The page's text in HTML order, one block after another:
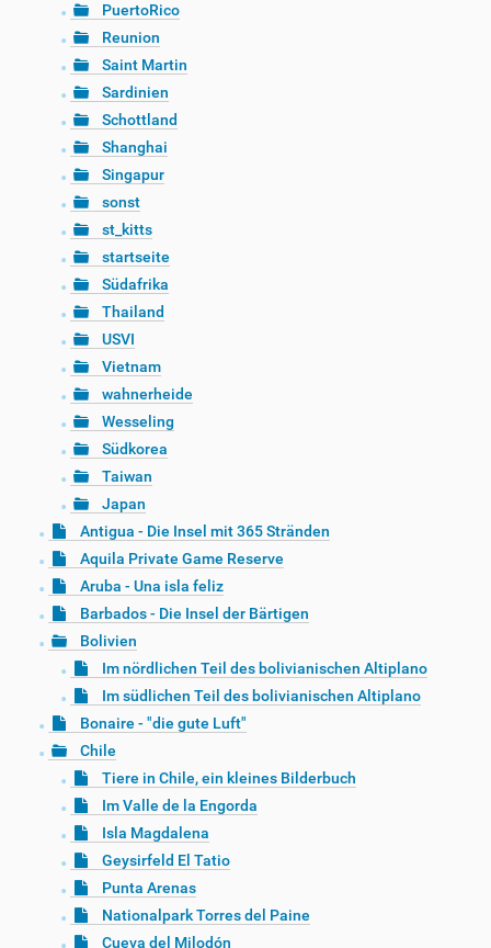
PuertoRico
Reunion
Saint Martin
Sardinien
Schottland
Shanghai
Singapur
sonst
st_kitts
startseite
Südafrika
Thailand
USVI
Vietnam
wahnerheide
Wesseling
Südkorea
Taiwan
Japan
Antigua - Die Insel mit 365 Stränden
Aquila Private Game Reserve
Aruba - Una isla feliz
Barbados - Die Insel der Bärtigen
Bolivien
Im nördlichen Teil des bolivianischen Altiplano
Im südlichen Teil des bolivianischen Altiplano
Bonaire - "die gute Luft"
Chile
Tiere in Chile, ein kleines Bilderbuch
Im Valle de la Engorda
Isla Magdalena
Geysirfeld El Tatio
Punta Arenas
Nationalpark Torres del Paine
Cueva del Milodón